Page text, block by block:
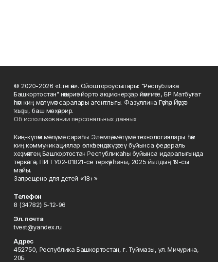
© 2020-2026 «Етегән». Ойоштороусылары: "Республика
Башкортостан" нәшриәт йорто акционерҙар йәмғиәте, БР Матбуғат
һәм киң мәғлүмәт саралары агентлығы. Фазуллина Гәүһәр Йәүҙәт
ҡыҙы, баш мөхәррир.
Об использовании персональных данных
Киң-күләм мәғлүмәт сараһы Элемтә, мәғлүмәт технологиялары һәм
киң коммуникациялар өлкәһендә күҙәтеү буйынса федераль
хеҙмәттең Башҡортостан Республикаһы буйынса идаралығында
теркәлгән, ПИ ТУ02-01821-се теркәү һаны, 2025 йылдың 19-сы
майы.
Запрещено для детей «18+»
Телефон
8 (34782) 5-12-96
Эл. почта
tvest@yandex.ru
Адрес
452750, Республика Башкортостан, г. Туймазы, ул. Мичурина,
20Б